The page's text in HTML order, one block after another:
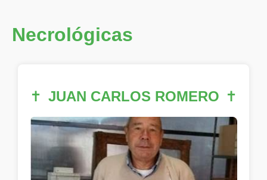
Necrológicas
✝ JUAN CARLOS ROMERO ✝